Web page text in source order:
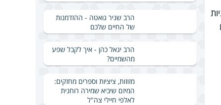
הרב שניר גואטה - ההזדמנות
של החיים שלכם
הרב יגאל כהן - איך לקבל שפע
מהשמיים?
מזוזות, ציציות וספרים מחזקים:
המיזם שיביא שמירה רוחנית
לאלפי חיילי צה"ל